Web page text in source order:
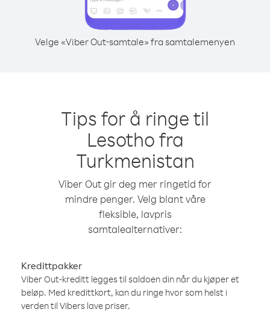
Velge «Viber Out-samtale» fra samtalemenyen
Tips for å ringe til
Lesotho fra
Turkmenistan
Viber Out gir deg mer ringetid for
mindre penger. Velg blant våre
fleksible, lavpris
samtalealternativer:
Kredittpakker
Viber Out-kreditt legges til saldoen din når du kjøper et
beløp. Med kredittkort, kan du ringe hvor som helst i
verden til Vibers lave priser.